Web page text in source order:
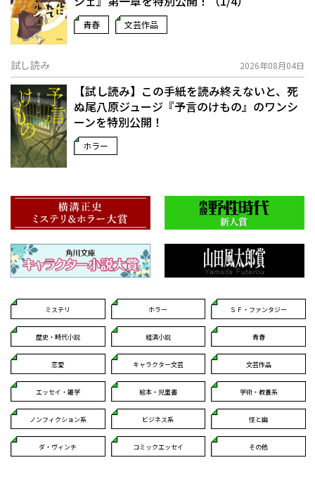
青春 文芸作品
試し読み 2026年08月04日
【試し読み】この手紙を読み終えないと、死
ぬ――尾八原ジュージ『予言のけもの』のワンシ
ーンを特別公開！
ホラー
ミステリ ホラー ＳＦ・ファンタジー
歴史・時代小説 経済小説 青春
恋愛 キャラクター文芸 文芸作品
エッセイ・雑学 絵本・児童書 学術・教養系
ノンフィクション系 ビジネス系 怪と幽
ダ・ヴィンチ コミックエッセイ その他